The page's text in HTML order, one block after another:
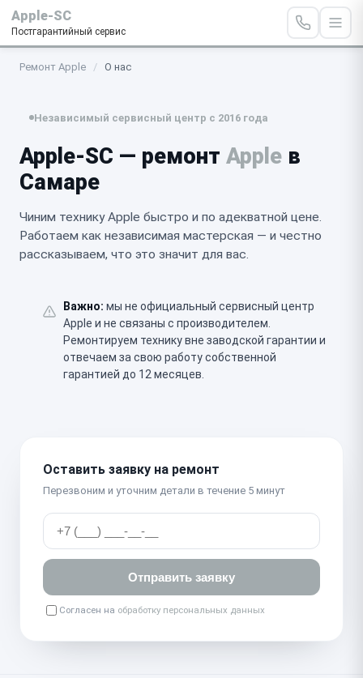
Apple-SC
Постгарантийный сервис
Ремонт Apple / О нас
Независимый сервисный центр с 2016 года
Apple-SC — ремонт Apple в
Самаре
Чиним технику Apple быстро и по адекватной цене.
Работаем как независимая мастерская — и честно
рассказываем, что это значит для вас.
Важно: мы не официальный сервисный центр
Apple и не связаны с производителем.
Ремонтируем технику вне заводской гарантии и
отвечаем за свою работу собственной
гарантией до 12 месяцев.
Оставить заявку на ремонт
Перезвоним и уточним детали в течение 5 минут
Отправить заявку
Согласен на обработку персональных данных